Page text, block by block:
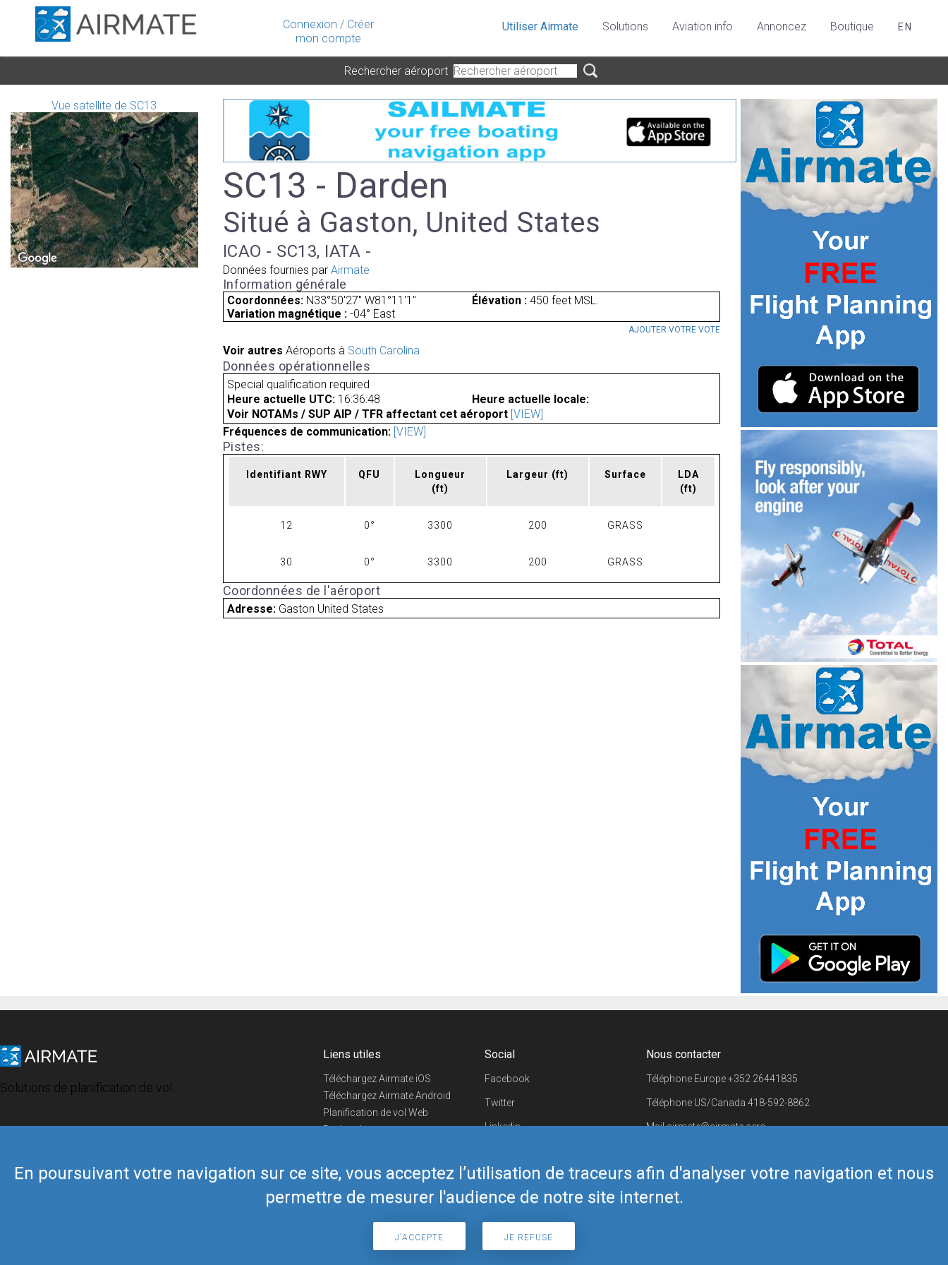
Connexion / Créer
mon compte
En poursuivant votre navigation sur ce site, vous acceptez l’utilisation de traceurs afin d'analyser votre navigation et nous
permettre de mesurer l'audience de notre site internet.
J'ACCEPTE JE REFUSE
Utiliser Airmate Solutions Aviation info Annoncez Boutique EN
Rechercher aéroport
Vue satellite de SC13
SC13 - Darden
Situé à Gaston, United States
ICAO - SC13, IATA -
Données fournies par Airmate
Information générale
Coordonnées: N33°50'27" W81°11'1" Élévation :450 feet MSL.
Variation magnétique : -04° East
AJOUTER VOTRE VOTE
Voir autres Aéroports à South Carolina
Données opérationnelles
Special qualification required
Heure actuelle UTC: 16:36:48
Heure actuelle locale:
Voir NOTAMs / SUP AIP / TFR affectant cet aéroport [VIEW]
Fréquences de communication: [VIEW]
Pistes:
Identifiant RWY QFU
Longueur
(ft)
Largeur (ft) Surface
LDA
(ft)
12 0° 3300 200 GRASS
30 0° 3300 200 GRASS
Coordonnées de l'aéroport
Adresse: Gaston United States
Solutions de planification de vol
Liens utiles
Téléchargez Airmate iOS
Téléchargez Airmate Android
Planification de vol Web
Recherche
Boutique Airmate
Social
Facebook
Twitter
Linkedin
Telegram
Nous contacter
Téléphone Europe+352 26441835
Téléphone US/Canada 418-592-8862
Mailairmate@airmate.aero